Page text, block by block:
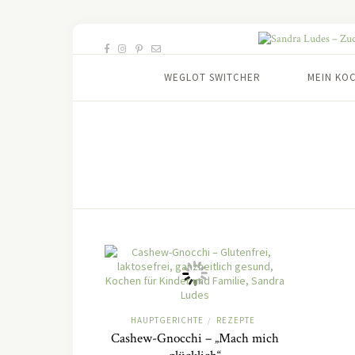
WEGLOT SWITCHER MEIN
HAUPTGERICHTE / REZEPTE
Cashew-Gnocchi – „Mach mich